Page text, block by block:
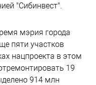
"Сибинвест".
мэрия города
пяти участков
нацпроекта в этом
19
914 млн